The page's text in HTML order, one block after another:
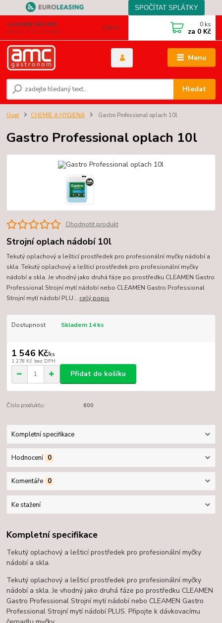
Menu
CZK
Hledat
+420 608 350 006
(Po-Pá, 7-15.30 hod.)
0 ks
za 0 Kč
Úvod CHEMIE A HYGIENA Gastro Professional oplach 10l
Gastro Professional oplach 10l
Ohodnotit produkt
Strojní oplach nádobí 10l
​Tekutý oplachový a lešticí prostředek pro profesionální myčky nádobí a
skla. Tekutý oplachový a lešticí prostředek pro profesionální myčky
nádobí a skla. Je vhodný jako druhá fáze po prostředku CLEAMEN Gastro
Professional Strojní mytí nádobí nebo CLEAMEN Gastro Professional
Strojní mytí nádobí PLU... celý popis
Dostupnost Skladem 14 ks
1 546 Kč/ks
1 278 Kč bez DPH
Přidat do košíku
Číslo produktu: 800
Kompletní specifikace
Hodnocení 0
Komentáře 0
Ke stažení
Kompletní specifikace
​Tekutý oplachový a lešticí prostředek pro profesionální myčky
nádobí a skla.
Tekutý oplachový a lešticí prostředek pro profesionální myčky
nádobí a skla. Je vhodný jako druhá fáze po prostředku CLEAMEN
Gastro Professional Strojní mytí nádobí nebo CLEAMEN Gastro
Professional Strojní mytí nádobí PLUS. Připojte k dávkovacímu